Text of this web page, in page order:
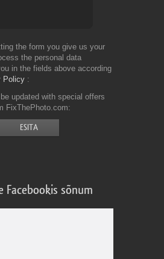
the form you give us your
the personal data
in the fields above according
Policy
updated with special offers
FixThePhoto.com
Facebookis sõnum